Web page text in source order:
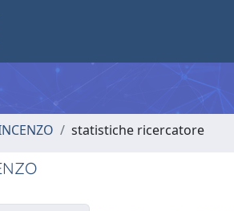
statistiche ricercatore